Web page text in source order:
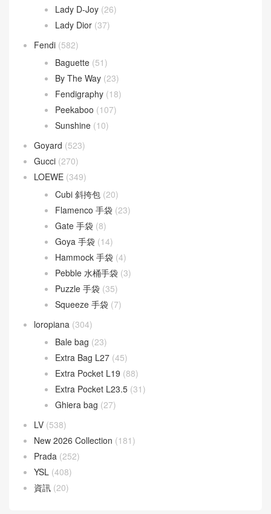
30 Montaigne(9)
Dior Bobby(4)
Dior Book Tote
Dior Caro (15)
Dior Groove
(1)
Dior Saddle
(1)
DIOR TOUJOURS
Lady D-Joy(26)
Fendi (582)
Baguette
By The Way (23)
Fendigraphy (18)
Peekaboo (107)
Sunshine(10)
Goyard(523)
Gucci (270)
LOEWE(349)
Cubi 斜挎包(20)
Flamenco 手袋
Gate 手袋(8)
Goya 手袋 (14)
Hammock 手袋(4)
Pebble 水桶手袋(3)
Puzzle 手袋
(35)
loropiana(304)
Bale bag
Extra Bag L27
Extra Pocket L19